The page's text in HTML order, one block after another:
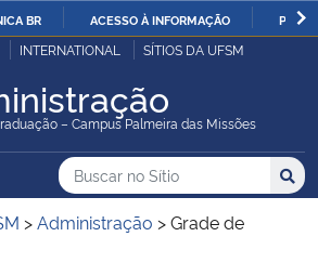
IR
O
BR ACESSO À INFORMAÇÃO
Pública
INTERNATIONAL SÍTIOS DA UFSM
– Campus Palmeira das Missões
do Sítio
Busca
Buscar no no Sítio
Busca:
>Administração >Grade de